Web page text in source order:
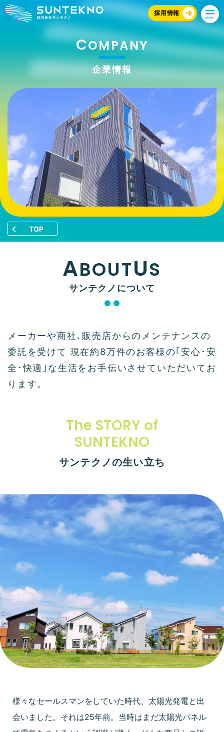
採用情報
MENU
COMPANY
企業情報
TOP
ABOUTUS
サンテクノについて
メーカーや商社､販売店からのメンテナンスの
委託を受けて 現在約8万件のお客様の｢安心･安
全･快適｣な生活をお手伝いさせていただいてお
ります。
The STORY of
SUNTEKNO
サンテクノの生い立ち
様々なセールスマンをしていた時代、太陽光発電と出
会いました。それは25年前。当時はまだ太陽光パネル